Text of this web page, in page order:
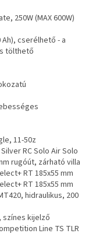
250W (MAX 600W)
Ah), cserélhető - a
tölthető
11-50z
RC Solo Air Solo
rugóút, zárható villa
RT 185x55 mm
RT 185x55 mm
hidraulikus, 200
színes kijelző
Line TS TLR